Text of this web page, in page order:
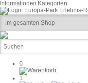
Informationen Kategorien
0
1